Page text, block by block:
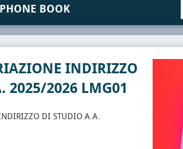
PHONE BOOK
INDIRIZZO
2025/2026 LMG01
DI STUDIO A.A.